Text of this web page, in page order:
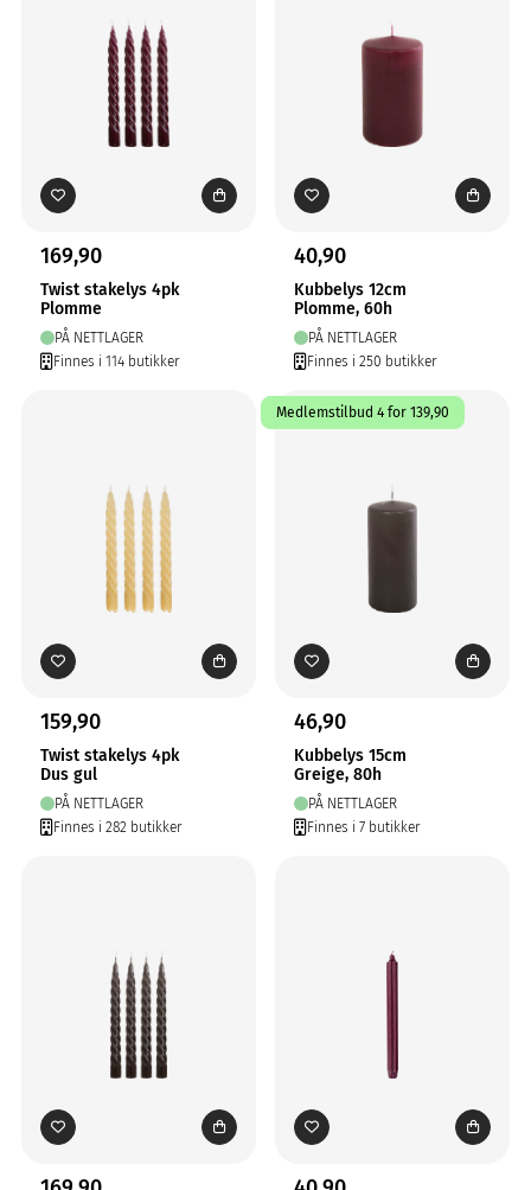
169,90
Twist stakelys 4pk
Plomme
PÅ NETTLAGER
Finnes i 114 butikker
40,90
Kubbelys 12cm
Plomme, 60h
PÅ NETTLAGER
Finnes i 250 butikker
159,90
Twist stakelys 4pk
Dus gul
PÅ NETTLAGER
Finnes i 282 butikker
Medlemstilbud 4 for 139,90
46,90
Kubbelys 15cm
Greige, 80h
PÅ NETTLAGER
Finnes i 7 butikker